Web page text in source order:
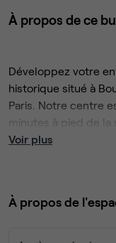
À propos de ce
Développez votre
historique situé à
Paris. Notre centre est idéalement situé à seulement sept
minutes à pied de la
offre également des
space généreux de
Voir plus
À propos de